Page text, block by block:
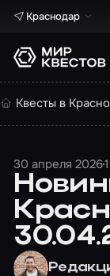
Краснодар
Квесты в
30 апреля 2026